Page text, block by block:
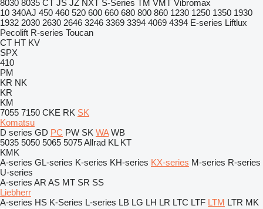
8030 8035 CT JS JZ NXT S-Series TM VMT Vibromax
10 340AJ 450 460 520 600 660 680 800 860 1230 1250 1350 1930
1932 2030 2630 2646 3246 3369 3394 4069 4394 E-series Liftlux
Pecolift R-series Toucan
CT HT KV
SPX
410
PM
KR NK
KR
KM
7055 7150 CKE RK SK
Komatsu
D series GD PC PW SK WA WB
5035 5050 5065 5075Allrad KL KT
KMK
A-series GL-series K-series KH-series KX-series M-series R-series
U-series
A-series AR AS MT SR SS
Liebherr
A-series HS K-Series L-series LB LG LH LR LTC LTF LTM LTR MK